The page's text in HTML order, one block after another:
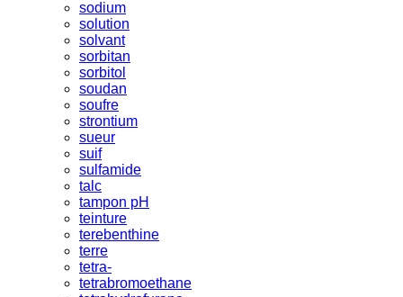
sodium
solution
solvant
sorbitan
sorbitol
soudan
soufre
strontium
sueur
suif
sulfamide
talc
tampon pH
teinture
terebenthine
terre
tetra-
tetrabromoethane